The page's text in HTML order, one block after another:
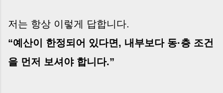
저는 항상 이렇게 답합니다.
“예산이 한정되어 있다면, 내부보다 동·층 조건
을 먼저 보셔야 합니다.”